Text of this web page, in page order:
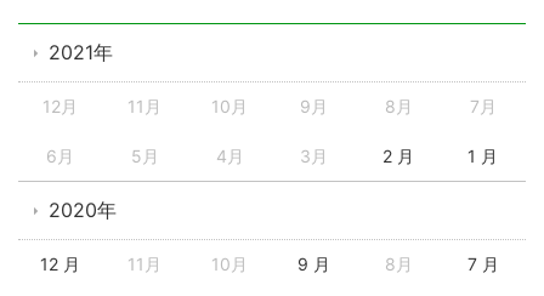
2021年
12月 11月 10月 9月 8月 7月
6月 5月 4月 3月 2 月 1 月
2020年
12 月 11月 10月 9 月 8月 7 月